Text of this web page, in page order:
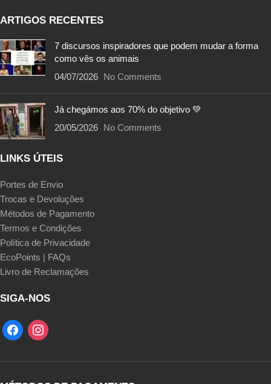
ARTIGOS RECENTES
7 discursos inspiradores que podem mudar a forma
como vês os animais
04/07/2026 No Comments
Já chegámos aos 70% do objetivo 💚
20/05/2026 No Comments
LINKS ÚTEIS
Portes de Envio
Trocas e Devoluções
Métodos de Pagamento
Termos e Condições
Política de Privacidade
EcoPoints | FAQs
Livro de Reclamações
SIGA-NOS